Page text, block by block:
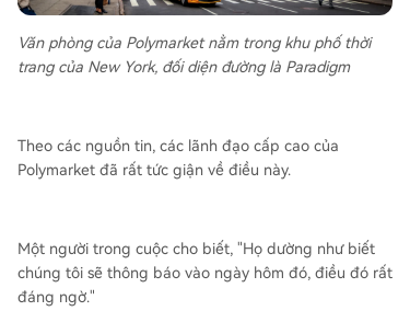
Văn phòng của Polymarket nằm trong khu phố thời
trang của New York, đối diện đường là Paradigm
Theo các nguồn tin, các lãnh đạo cấp cao của
Polymarket đã rất tức giận về điều này.
Một người trong cuộc cho biết, "Họ dường như biết
chúng tôi sẽ thông báo vào ngày hôm đó, điều đó rất
đáng ngờ."